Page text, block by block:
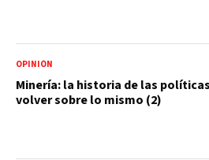
OPINIÓN
Minería: la historia de las
volver sobre lo mismo (2)